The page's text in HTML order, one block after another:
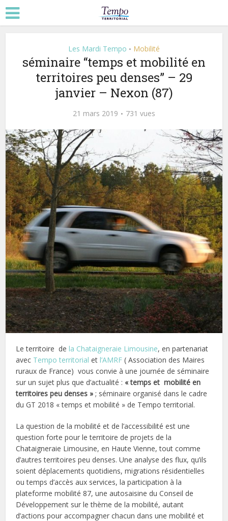
Les Mardi Tempo • Mobilité
séminaire “temps et mobilité en
territoires peu denses” – 29
janvier – Nexon (87)
21 mars 2019 731 vues
Le territoire de la Chataigneraie Limousine, en partenariat
avec Tempo territorial etl’AMRF ( Association des Maires
ruraux de France) vous convie à une journée de séminaire
sur un sujet plus que d’actualité : « temps et mobilité en
territoires peu denses » ; séminaire organisé dans le cadre
du GT 2018 « temps et mobilité » de Tempo territorial.
La question de la mobilité et de l’accessibilité est une
question forte pour le territoire de projets de la
Chataigneraie Limousine, en Haute Vienne, tout comme
d’autres territoires peu denses. Une analyse des flux, qu’ils
soient déplacements quotidiens, migrations résidentielles
ou temps d’accès aux services, la participation à la
plateforme mobilité 87, une autosaisine du Conseil de
Développement sur le thème de la mobilité, autant
d’actions pour accompagner chacun dans une mobilité et